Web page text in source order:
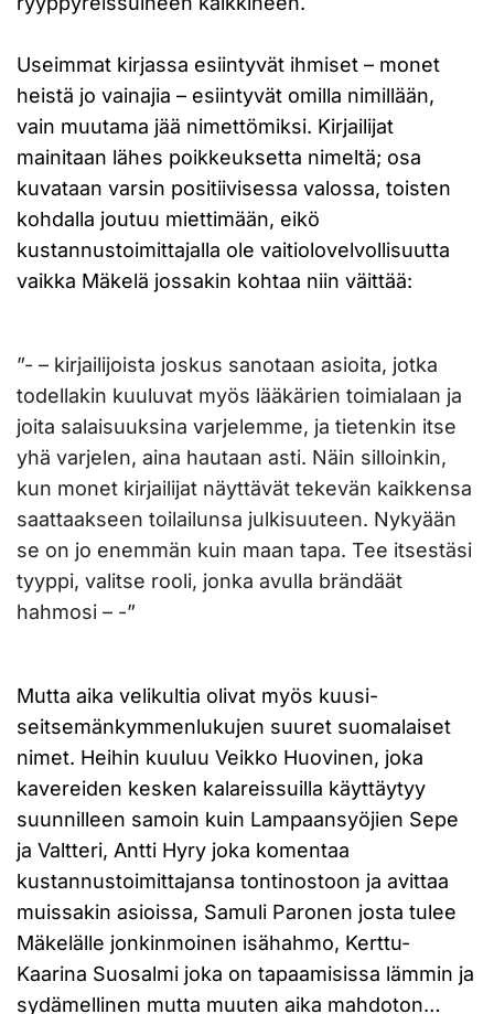
Useimmat kirjassa esiintyvät ihmiset – monet
heistä jo vainajia – esiintyvät omilla nimillään,
vain muutama jää nimettömiksi. Kirjailijat
mainitaan lähes poikkeuksetta nimeltä; osa
kuvataan varsin positiivisessa valossa, toisten
kohdalla joutuu miettimään, eikö
kustannustoimittajalla ole vaitiolovelvollisuutta
vaikka Mäkelä jossakin kohtaa niin väittää:
”- – kirjailijoista joskus sanotaan asioita, jotka
todellakin kuuluvat myös lääkärien toimialaan ja
joita salaisuuksina varjelemme, ja tietenkin itse
yhä varjelen, aina hautaan asti. Näin silloinkin,
kun monet kirjailijat näyttävät tekevän kaikkensa
saattaakseen toilailunsa julkisuuteen. Nykyään
se on jo enemmän kuin maan tapa. Tee itsestäsi
tyyppi, valitse rooli, jonka avulla brändäät
hahmosi – -”
Mutta aika velikultia olivat myös kuusi-
seitsemänkymmenlukujen suuret suomalaiset
nimet. Heihin kuuluu Veikko Huovinen, joka
kavereiden kesken kalareissuilla käyttäytyy
suunnilleen samoin kuin Lampaansyöjien Sepe
ja Valtteri, Antti Hyry joka komentaa
kustannustoimittajansa tontinostoon ja avittaa
muissakin asioissa, Samuli Paronen josta tulee
Mäkelälle jonkinmoinen isähahmo, Kerttu-
Kaarina Suosalmi joka on tapaamisissa lämmin ja
sydämellinen mutta muuten aika mahdoton…